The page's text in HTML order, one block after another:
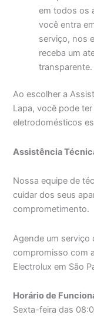
em todos os
você entra
serviço, nos
receba um
transparente.
Ao escolher a
Lapa, você pode
eletrodomésticos
Assistência
Nossa equipe de
cuidar dos seus
comprometimento.
Agende um
compromisso com
Electrolux em São
Horário de
Sexta-feira das